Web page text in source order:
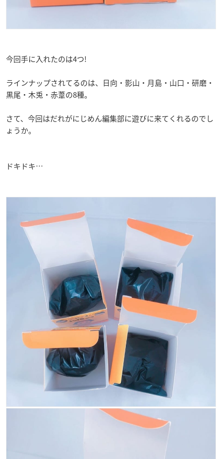
今回手に入れたのは4つ!
ラインナップされてるのは、日向・影山・月島・山口・研磨・
黒尾・木兎・赤葦の8種。
さて、今回はだれがにじめん編集部に遊びに来てくれるのでし
ょうか。
ドキドキ…